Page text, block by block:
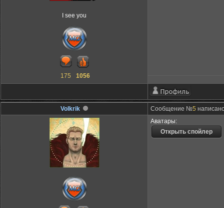
I see you
175 1056
Volkrik Сообщение №5
Аватары: